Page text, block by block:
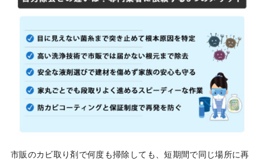
市販のカビ取り剤で何度も掃除しても、短期間で同じ場所に再